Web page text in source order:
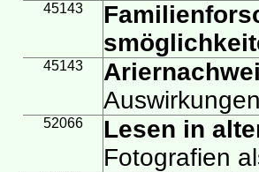
45143
45143
52066
Lesen in
Fotografien